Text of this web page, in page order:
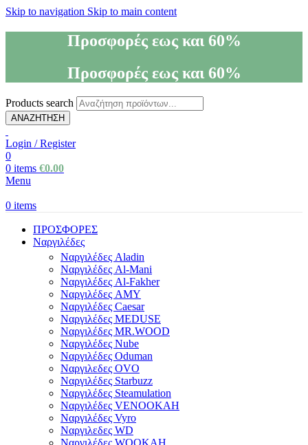
Skip to navigation Skip to main content
Προσφορές εως και 60%
Προσφορές εως και 60%
Products search
ΑΝΑΖΗΤΗΣΗ
Login / Register
0
0 items €0.00
Menu
0 items
ΠΡΟΣΦΟΡΕΣ
Ναργιλέδες
Ναργιλέδες Aladin
Ναργιλέδες Al-Mani
Ναργιλέδες Al-Fakher
Ναργιλέδες AΜΥ
Ναργιλέδες Caesar
Ναργιλέδες MEDUSE
Ναργιλέδες MR.WOOD
Ναργιλέδες Nube
Ναργιλέδες Oduman
Ναργιλεδες OVO
Ναργιλέδες Starbuzz
Ναργιλέδες Steamulation
Ναργιλέδες VENOOKAH
Ναργιλέδες Vyro
Ναργιλεδες WD
Ναργιλέδες WOOKAH